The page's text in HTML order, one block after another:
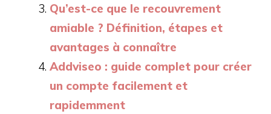
Qu’est-ce que le recouvrement
amiable ? Définition, étapes et
avantages à connaître
Addviseo : guide complet pour créer
un compte facilement et
rapidemment